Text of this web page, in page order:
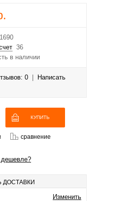
36
в наличии
0
Написать
сравнение
ДОСТАВКИ
Изменить